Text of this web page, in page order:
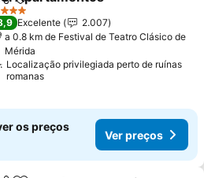
Adicionar aos favoritos
Excelente
2.007
a 0.8 km de Festival de Teatro Clásico de
Mérida
Localização privilegiada perto de ruínas
romanas
os preços
Ver preços